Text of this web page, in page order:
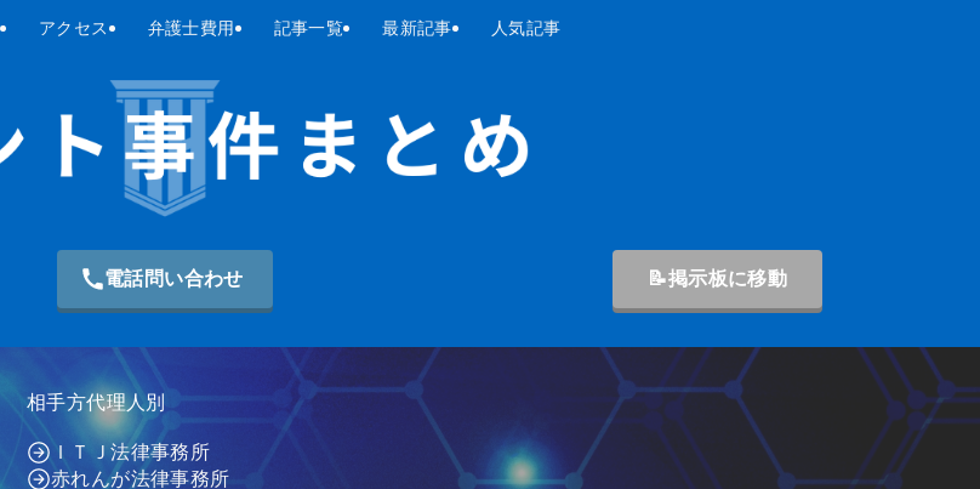
アクセス 弁護士費用 記事一覧 最新記事 人気記事
電話問い合わせ 📝掲示板に移動
相手方代理人別
ＩＴＪ法律事務所
赤れんが法律事務所